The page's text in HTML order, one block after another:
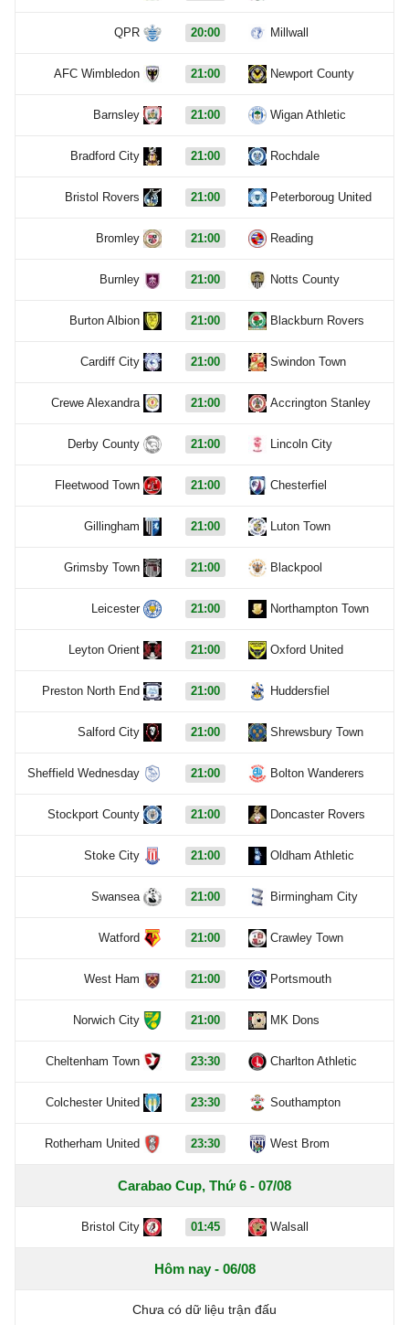
QPR 20:00 Millwall
AFC Wimbledon 21:00 Newport County
Barnsley 21:00 Wigan Athletic
Bradford City 21:00 Rochdale
Bristol Rovers 21:00 Peterboroug United
Bromley 21:00 Reading
Burnley 21:00 Notts County
Burton Albion 21:00 Blackburn Rovers
Cardiff City 21:00 Swindon Town
Crewe Alexandra 21:00 Accrington Stanley
Derby County 21:00 Lincoln City
Fleetwood Town 21:00 Chesterfiel
Gillingham 21:00 Luton Town
Grimsby Town 21:00 Blackpool
Leicester 21:00 Northampton Town
Leyton Orient 21:00 Oxford United
Preston North End 21:00 Huddersfiel
Salford City 21:00 Shrewsbury Town
Sheffield Wednesday 21:00 Bolton Wanderers
Stockport County 21:00 Doncaster Rovers
Stoke City 21:00 Oldham Athletic
Swansea 21:00 Birmingham City
Watford 21:00 Crawley Town
West Ham 21:00 Portsmouth
Norwich City 21:00 MK Dons
Cheltenham Town 23:30 Charlton Athletic
Colchester United 23:30 Southampton
Rotherham United 23:30 West Brom
Carabao Cup, Thứ 6 - 07/08
Bristol City 01:45 Walsall
Hôm nay - 06/08
Chưa có dữ liệu trận đấu